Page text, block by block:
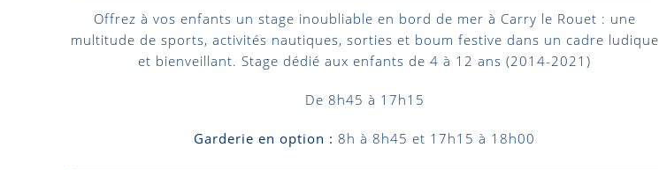
Offrez à vos enfants un stage inoubliable en bord de mer à Carry le Rouet : une
multitude de sports, activités nautiques, sorties et boum festive dans un cadre ludique
et bienveillant. Stage dédié aux enfants de 4 à 12 ans (2014-2021)
De 8h45 à 17h15
Garderie en option : 8h à 8h45 et 17h15 à 18h00